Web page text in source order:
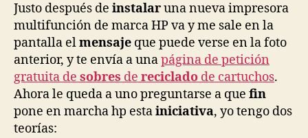
Justo después de instalaruna nueva impresora
multifunción de marca HP va y me sale en la
pantalla elmensaje que puede verse en la foto
anterior, y te envía a unapágina de petición
gratuita de sobres de reciclado de cartuchos.
Ahora le queda a uno preguntarse a que fin
pone en marcha hp estainiciativa, yo tengo dos
teorías: